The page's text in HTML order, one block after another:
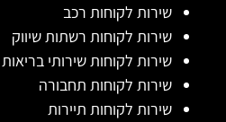
שירות לקוחות רכב
שירות לקוחות רשתות שיווק
שירות לקוחות שירותי בריאות
שירות לקוחות תחבורה
שירות לקוחות תיירות